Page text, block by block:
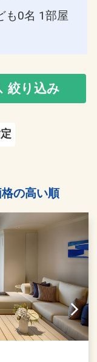
も0名 1部屋
絞り込み
の高い順